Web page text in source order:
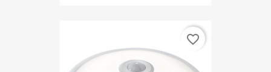
favorite_border